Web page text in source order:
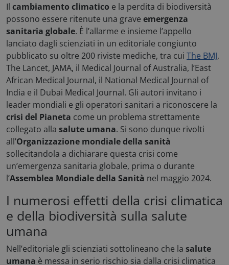
Il cambiamento climatico e la perdita di biodiversità
possono essere ritenute una grave emergenza
sanitaria globale. È l’allarme e insieme l’appello
lanciato dagli scienziati in un editoriale congiunto
pubblicato su oltre 200 riviste mediche, tra cui The BMJ,
The Lancet, JAMA, il Medical Journal of Australia, l’East
African Medical Journal, il National Medical Journal of
India e il Dubai Medical Journal. Gli autori invitano i
leader mondiali e gli operatori sanitari a riconoscere la
crisi del Pianeta come un problema strettamente
collegato alla salute umana. Si sono dunque rivolti
all’Organizzazione mondiale della sanità
sollecitandola a dichiarare questa crisi come
un’emergenza sanitaria globale, prima o durante
l’Assemblea Mondiale della Sanità nel maggio 2024.
I numerosi effetti della crisi climatica
e della biodiversità sulla salute
umana
Nell’editoriale gli scienziati sottolineano che la salute
umana è messa in serio rischio sia dalla crisi climatica